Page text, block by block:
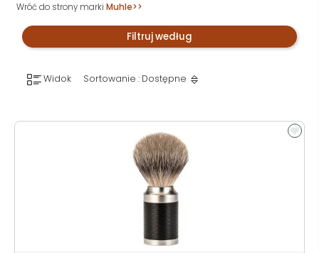
Wróć do strony marki Muhle>>
Filtruj według
Widok Sortowanie : Dostępne